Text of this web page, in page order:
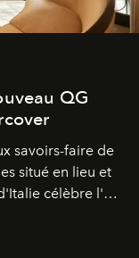
QG
savoirs-faire de
situé en lieu et
célèbre l'art